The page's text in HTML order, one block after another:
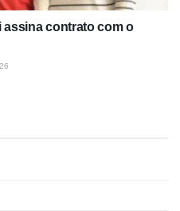
assina contrato com o